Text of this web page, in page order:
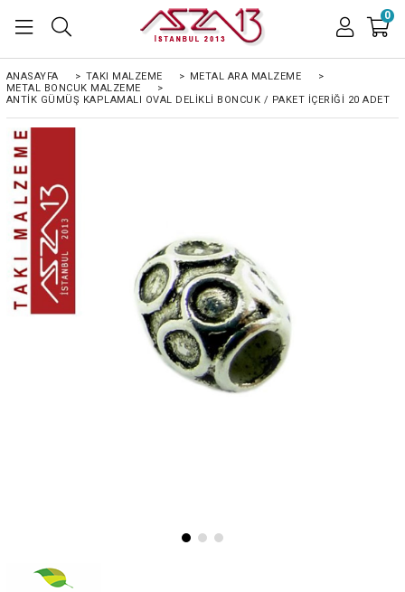
0
ANASAYFA > TAKI MALZEME > METAL ARA MALZEME
>
METAL BONCUK MALZEME
>
ANTIK GÜMÜŞ KAPLAMALI OVAL DELIKLI BONCUK / PAKET İÇERIĞI 20 ADET